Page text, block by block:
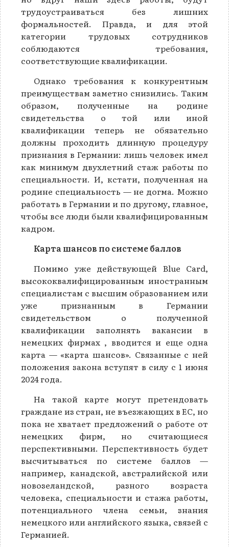
трудоустраиваться без лишних
формальностей. Правда, и для этой
категории трудовых сотрудников
соблюдаются требования,
соответствующие квалификации.
Однако требования к конкурентным
преимуществам заметно снизились. Таким
образом, полученные на родине
свидетельства о той или иной
квалификации теперь не обязательно
должны проходить длинную процедуру
признания в Германии: лишь человек имел
как минимум двухлетний стаж работы по
специальности. И, кстати, полученная на
родине специальность — не догма. Можно
работать в Германии и по другому, главное,
чтобы все люди были квалифицированным
кадром.
Карта шансов по системе баллов
Помимо уже действующей Blue Card,
высококвалифицированным иностранным
специалистам с высшим образованием или
уже признанным в Германии
свидетельством о полученной
квалификации заполнять вакансии в
немецких фирмах , вводится и еще одна
карта — «карта шансов». Связанные с ней
положения закона вступят в силу с 1 июня
2024 года.
На такой карте могут претендовать
граждане из стран, не въезжающих в ЕС, но
пока не хватает предложений о работе от
немецких фирм, но считающиеся
перспективными. Перспективность будет
высчитываться по системе баллов —
например, канадской, австралийской или
новозеландской, разного возраста
человека, специальности и стажа работы,
потенциального члена семьи, знания
немецкого или английского языка, связей с
Германией.